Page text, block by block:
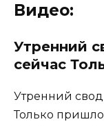
Видео:
Утренний
сейчас
Утренний
Только пришло